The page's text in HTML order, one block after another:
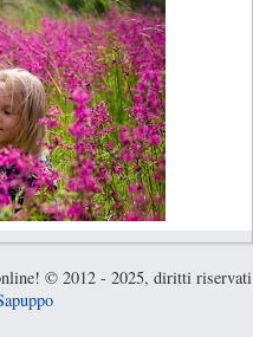
© 2012 - 2025, diritti riservati